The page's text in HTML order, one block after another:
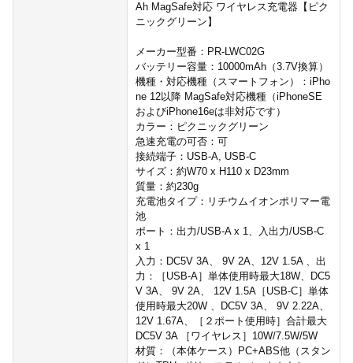
Ah MagSafe対応 ワイヤレス充電器【ピク
ニックグリーン】
メーカー型番：PR-LWC02G
バッテリー容量：10000mAh（3.7V換算）
機種・対応機種（スマートフォン）：iPho
ne 12以降 MagSafe対応機種（iPhoneSE
およびiPhone16eは非対応です）
カラー：ピクニックグリーン
急速充電の可否：可
接続端子：USB-A, USB-C
サイズ：約W70 x H110 x D23mm
質量：約230g
充電池タイプ：リチウムイオンポリマー電
池
ポート：出力/USB-A x 1、入出力/USB-C
x 1
入力：DC5V 3A、 9V 2A、12V 1.5A 、出
力：［USB-A］単体使用時最大18W、DC5
V 3A、 9V 2A、 12V 1.5A［USB-C］単体
使用時最大20W 、DC5V 3A、 9V 2.22A、
12V 1.67A、［２ポート使用時］合計最大
DC5V 3A ［ワイヤレス］10W/7.5W/5W
材質：（本体ケース）PC+ABS他（スタン